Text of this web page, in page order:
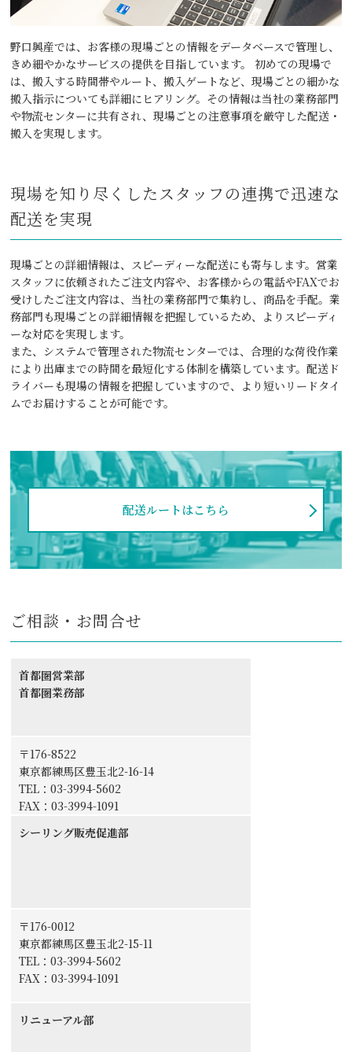
野口興産では、お客様の現場ごとの情報をデータベースで管理し、
きめ細やかなサービスの提供を目指しています。 初めての現場で
は、搬入する時間帯やルート、搬入ゲートなど、現場ごとの細かな
搬入指示についても詳細にヒアリング。その情報は当社の業務部門
や物流センターに共有され、現場ごとの注意事項を厳守した配送・
搬入を実現します。
現場を知り尽くしたスタッフの連携で迅速な
配送を実現
現場ごとの詳細情報は、スピーディーな配送にも寄与します。営業
スタッフに依頼されたご注文内容や、お客様からの電話やFAXでお
受けしたご注文内容は、当社の業務部門で集約し、商品を手配。業
務部門も現場ごとの詳細情報を把握しているため、よりスピーディ
ーな対応を実現します。
また、システムで管理された物流センターでは、合理的な荷役作業
により出庫までの時間を最短化する体制を構築しています。配送ド
ライバーも現場の情報を把握していますので、より短いリードタイ
ムでお届けすることが可能です。
配送ルートはこちら
ご相談・お問合せ
首都圏営業部
首都圏業務部
〒176-8522
東京都練馬区豊玉北2-16-14
TEL：03-3994-5602
FAX：03-3994-1091
シーリング販売促進部
〒176-0012
東京都練馬区豊玉北2-15-11
TEL：03-3994-5602
FAX：03-3994-1091
リニューアル部